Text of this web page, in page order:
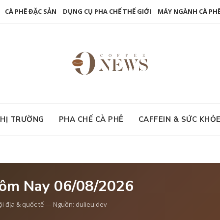
CÀ PHÊ ĐẶC SẢN DỤNG CỤ PHA CHẾ THẾ GIỚI MÁY NGÀNH CÀ
TRƯỜNG PHA CHẾ CÀ PHÊ CAFFEIN & SỨC
Nay 06/08/2026
địa & quốc tế — Nguồn: dulieu.dev